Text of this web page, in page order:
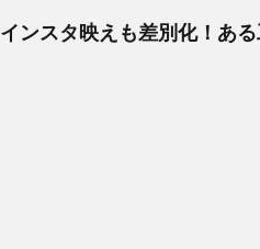
インスタ映えも差別化！あ